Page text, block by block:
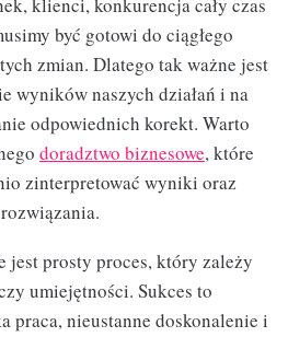
klienci, konkurencja cały czas
być gotowi do ciągłego
zmian. Dlatego tak ważne jest
wyników naszych działań i na
odpowiednich korekt. Warto
doradztwo biznesowe, które
zinterpretować wyniki oraz
jest prosty proces, który zależy
umiejętności. Sukces to
praca, nieustanne doskonalenie i